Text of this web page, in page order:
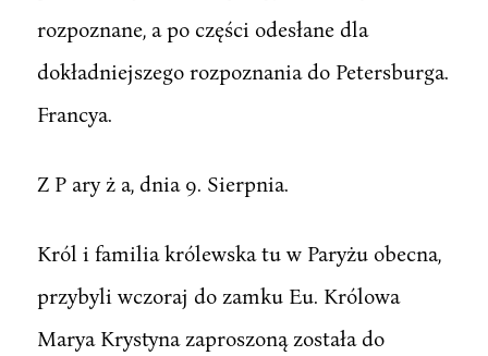
rozpoznane, a po części odesłane dla
dokładniejszego rozpoznania do Petersburga.
Francya.
Z P ary ż a, dnia 9. Sierpnia.
Król i familia królewska tu w Paryżu obecna,
przybyli wczoraj do zamku Eu. Królowa
Marya Krystyna zaproszoną została do